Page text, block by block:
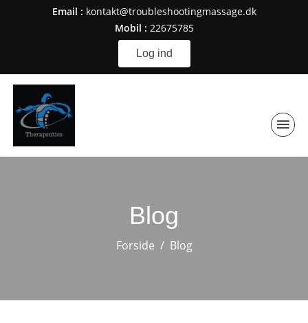
Email : kontakt@troubleshootingmassage.dk
Mobil : 22675785
Log ind
Blog
Forside Blog